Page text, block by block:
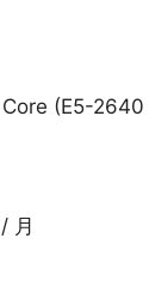
(E5-
月